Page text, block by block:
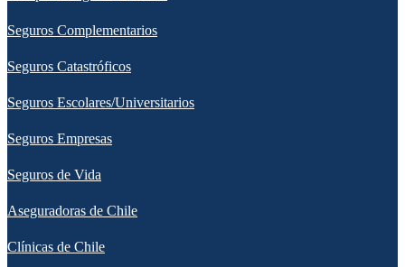
Seguros Complementarios
Seguros Catastróficos
Seguros Escolares/Universitarios
Seguros Empresas
Seguros de Vida
Aseguradoras de Chile
Clínicas de Chile